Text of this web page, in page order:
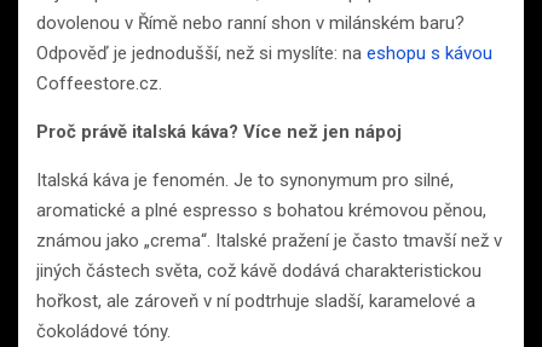
dovolenou v Římě nebo ranní shon v milánském baru?
Odpověď je jednodušší, než si myslíte: na eshopu s kávou
Coffeestore.cz.
Proč právě italská káva? Více než jen nápoj
Italská káva je fenomén. Je to synonymum pro silné,
aromatické a plné espresso s bohatou krémovou pěnou,
známou jako „crema“. Italské pražení je často tmavší než v
jiných částech světa, což kávě dodává charakteristickou
hořkost, ale zároveň v ní podtrhuje sladší, karamelové a
čokoládové tóny.